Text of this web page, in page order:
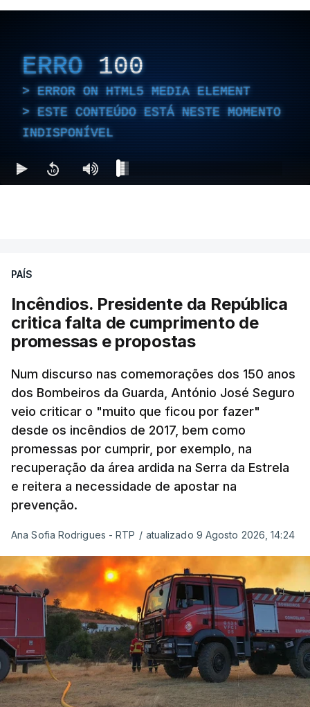
indicação adicional.
ERRO100
ERROR ON HTML5 MEDIA ELEMENT
ESTE CONTEÚDO ESTÁ NESTE
assinalando o início do terceiro ano de Pezeshkian
à frente do governo, teve na agenda o conflito
armado com os Estados Unidos e Israel, além das
questões económicas de um país em guerra que
se confronta agora com uma inflação de 88%.
De acordo com a informação oficial, que não indica
onde ou quando decorreu a reunião, Khamenei e
Pezeshkian discutiram ainda formas de garantir
recursos e gerir as despesas "em riais, divisas e
energia", bem como sobre a cooperação
económica com parceiros estrangeiros.
"corrijam o comportamento". Teerão deixou ainda
novas exigências para reabrir o Estreito de Ormuz,
incluindo o fim do bloqueio naval, suspensão das
sanções e fim das operações militares contra o
país e aliados regionais.
No total são seis as exigências desta lista com
destinatário em Washington: o fim das ameaças ao
Irão; suspensão das ações militares no território
ERRO 100
ERROR ON HTML5 MEDIA ELEMENT
ESTE CONTEÚDO ESTÁ NESTE MOMENTO
INDISPONÍVEL
PAÍS
Incêndios. Presidente da República
critica falta de cumprimento de
promessas e propostas
Num discurso nas comemorações dos 150 anos
dos Bombeiros da Guarda, António José Seguro
veio criticar o "muito que ficou por fazer"
desde os incêndios de 2017, bem como
promessas por cumprir, por exemplo, na
recuperação da área ardida na Serra da Estrela
e reitera a necessidade de apostar na
prevenção.
Ana Sofia Rodrigues - RTP / atualizado 9 Agosto 2026, 14:24